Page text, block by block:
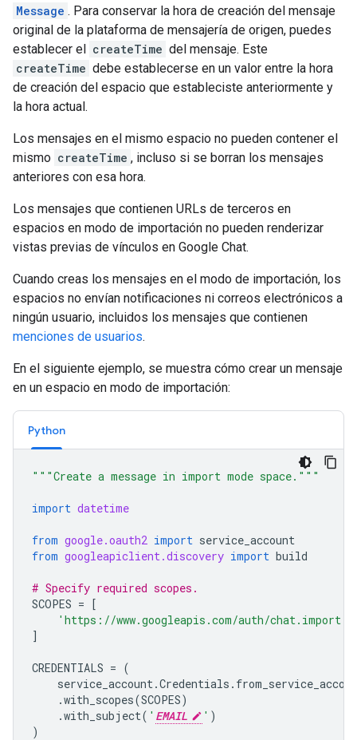
Message . Para conservar la hora de creación del mensaje
original de la plataforma de mensajería de origen, puedes
establecer el createTime del mensaje. Este
createTime debe establecerse en un valor entre la hora
de creación del espacio que estableciste anteriormente y
la hora actual.
Los mensajes en el mismo espacio no pueden contener el
mismo createTime , incluso si se borran los mensajes
anteriores con esa hora.
Los mensajes que contienen URLs de terceros en
espacios en modo de importación no pueden renderizar
vistas previas de vínculos en Google Chat.
Cuando creas los mensajes en el modo de importación, los
espacios no envían notificaciones ni correos electrónicos a
ningún usuario, incluidos los mensajes que contienen
menciones de usuarios.
En el siguiente ejemplo, se muestra cómo crear un mensaje
en un espacio en modo de importación:
Python
"""Create a message in import mode space."""
import datetime
from google.oauth2 import service_account
from googleapiclient.discovery import build
# Specify required scopes.
SCOPES = [
'https://www.googleapis.com/auth/chat.import'
]
CREDENTIALS = (
service_account.Credentials .
.with_scopes(SCOPES)
.with_subject( ' EMAIL ' )
)